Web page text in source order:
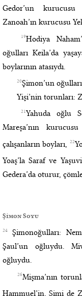
Gedor’un
Zanoah’ın kurucusu
19Hodiya
oğulları Keila’da
boylarının atasıydı.
20Şimon’un
Yişi’nin torunları:
21Yahuda oğlu
Mareşa’nın
çalışanların boyları,
22
Yoaş’la Saraf ve
Gedera’da oturur,
Şimon Soyu
24Şimonoğulları:
Şaul’un oğluydu.
oğluydu.
26Mişma’nın
Hammuel’in, Şimi de